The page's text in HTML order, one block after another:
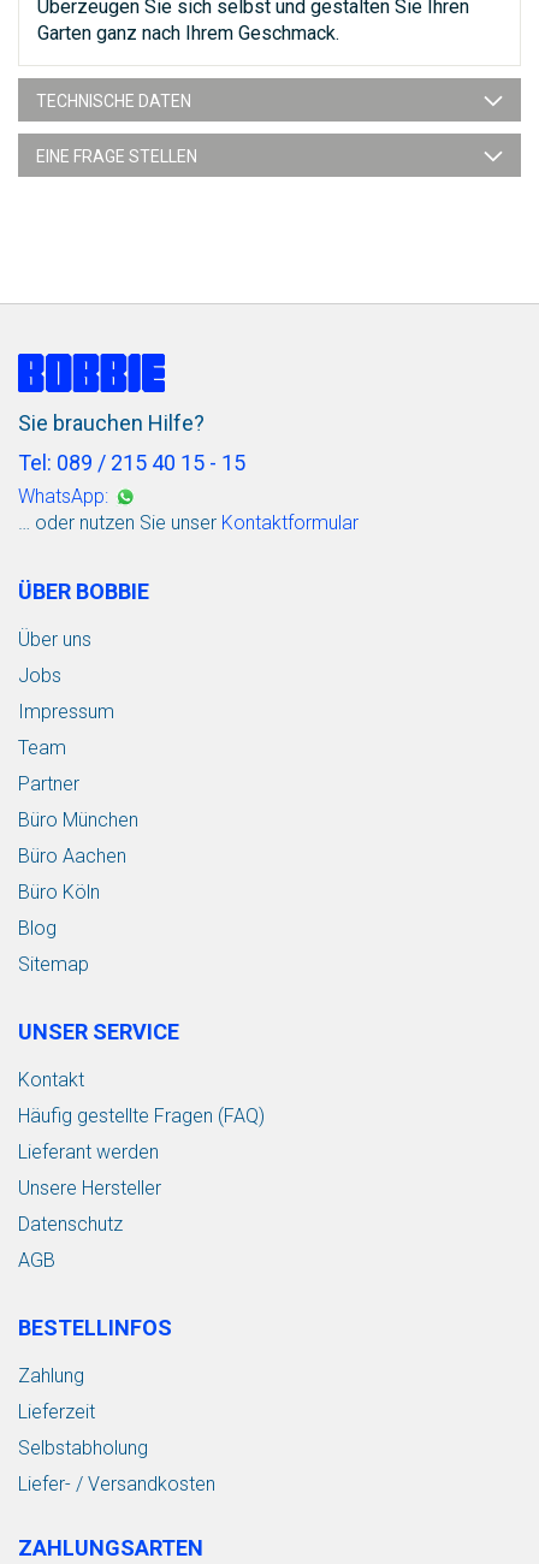
Überzeugen Sie sich selbst und gestalten Sie Ihren
Garten ganz nach Ihrem Geschmack.
TECHNISCHE DATEN
EINE FRAGE STELLEN
Sie brauchen Hilfe?
Tel: 089 / 215 40 15 - 15
WhatsApp:
… oder nutzen Sie unser Kontaktformular
ÜBER BOBBIE
Über uns
Jobs
Impressum
Team
Partner
Büro München
Büro Aachen
Büro Köln
Blog
Sitemap
UNSER SERVICE
Kontakt
Häufig gestellte Fragen (FAQ)
Lieferant werden
Unsere Hersteller
Datenschutz
AGB
BESTELLINFOS
Zahlung
Lieferzeit
Selbstabholung
Liefer- / Versandkosten
ZAHLUNGSARTEN